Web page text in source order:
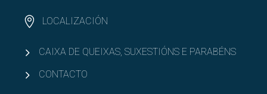
LOCALIZACIÓN
CAIXA DE QUEIXAS, SUXESTIÓNS E PARABÉNS
CONTACTO